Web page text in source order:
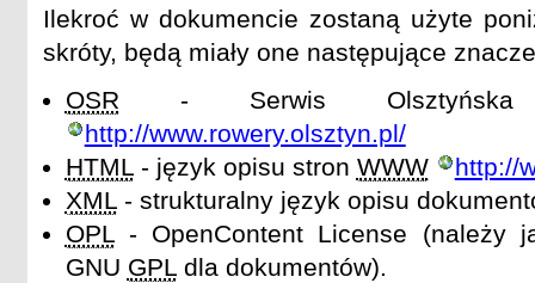
Ilekroć w dokumencie zostaną użyte
skróty, będą miały one następujące
OSR - Serwis Olsztyńska
http://www.rowery.olsztyn.pl/
HTML- język opisu stron WWW
http://
XML- strukturalny język opisu
OPL- OpenContent License (należy
GNU GPLdla dokumentów).